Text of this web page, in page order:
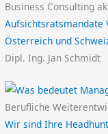
Business Consulting
Aufsichtsratsmandate
Österreich und
Dipl. Ing. Jan Schmidt
Berufliche
Wir sind Ihre